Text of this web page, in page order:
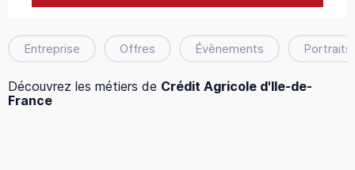
Entreprise Offres Évènements Portraits
Découvrez les métiers de Crédit Agricole d'Ile-de-
France